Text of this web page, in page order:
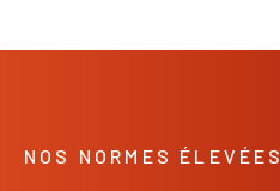
NOS NORMES ÉLEVÉES